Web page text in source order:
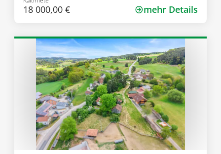
18 000,00 € mehr Details